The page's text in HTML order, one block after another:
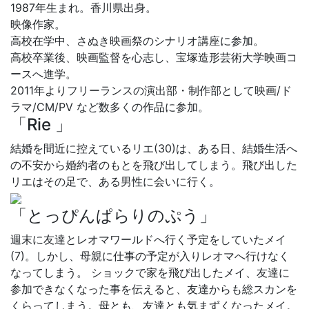
1987年生まれ。香川県出身。
映像作家。
高校在学中、さぬき映画祭のシナリオ講座に参加。
高校卒業後、映画監督を心志し、宝塚造形芸術大学映画コ
ースへ進学。
2011年よりフリーランスの演出部・制作部として映画/ド
ラマ/CM/PV など数多くの作品に参加。
「Rie 」
結婚を間近に控えているリエ(30)は、ある日、結婚生活へ
の不安から婚約者のもとを飛び出してしまう。飛び出した
リエはその足で、ある男性に会いに行く。
「とっぴんぱらりのぷう」
週末に友達とレオマワールドへ行く予定をしていたメイ
(7)。しかし、母親に仕事の予定が入りレオマへ行けなく
なってしまう。 ショックで家を飛び出したメイ、友達に
参加できなくなった事を伝えると、友達からも総スカンを
くらってしまう。母とも、友達とも気まずくなったメイ。